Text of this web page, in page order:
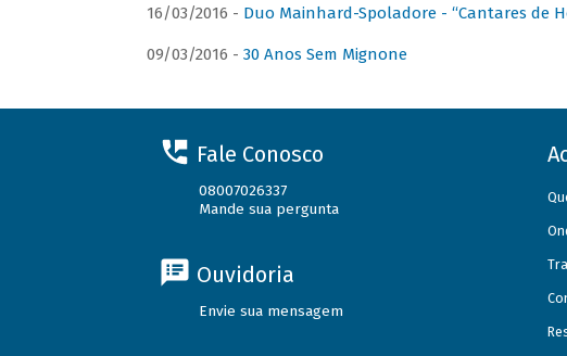
16/03/2016 - Duo Mainhard-Spoladore - “Cantares de
09/03/2016 - 30 Anos Sem Mignone
Fale Conosco
08007026337
Mande sua pergunta
Ouvidoria
Envie sua mensagem